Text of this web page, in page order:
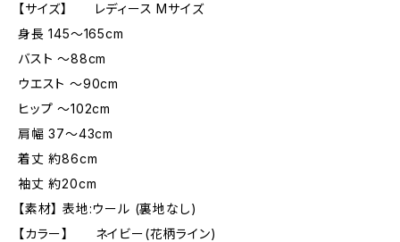
【サイズ】 レディース Mサイズ
身長 145〜165cm
バスト 〜88cm
ウエスト 〜90cm
ヒップ 〜102cm
肩幅 37〜43cm
着丈 約86cm
袖丈 約20cm
【素材】 表地:ウール (裏地なし)
【カラー】 ネイビー(花柄ライン)